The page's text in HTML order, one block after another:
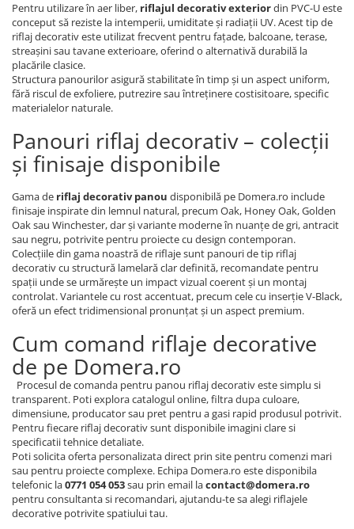
Pentru utilizare în aer liber, riflajul decorativ exteriordin PVC-U este
conceput să reziste la intemperii, umiditate și radiații UV. Acest tip de
riflaj decorativ este utilizat frecvent pentru fațade, balcoane, terase,
streașini sau tavane exterioare, oferind o alternativă durabilă la
placările clasice.
Structura panourilor asigură stabilitate în timp și un aspect uniform,
fără riscul de exfoliere, putrezire sau întreținere costisitoare, specific
materialelor naturale.
Panouri riflaj decorativ – colecții
și finisaje disponibile
Gama de riflaj decorativ panou disponibilă pe Domera.ro include
finisaje inspirate din lemnul natural, precum Oak, Honey Oak, Golden
Oak sau Winchester, dar și variante moderne în nuanțe de gri, antracit
sau negru, potrivite pentru proiecte cu design contemporan.
Colecțiile din gama noastră de riflaje sunt panouri de tip riflaj
decorativ cu structură lamelară clar definită, recomandate pentru
spații unde se urmărește un impact vizual coerent și un montaj
controlat. Variantele cu rost accentuat, precum cele cu inserție V-Black,
oferă un efect tridimensional pronunțat și un aspect premium.
Cum comand riflaje decorative
de pe Domera.ro
Procesul de comanda pentru panou riflaj decorativ este simplu si
transparent. Poti explora catalogul online, filtra dupa culoare,
dimensiune, producator sau pret pentru a gasi rapid produsul potrivit.
Pentru fiecare riflaj decorativ sunt disponibile imagini clare si
specificatii tehnice detaliate.
Poti solicita oferta personalizata direct prin site pentru comenzi mari
sau pentru proiecte complexe. Echipa Domera.ro este disponibila
telefonic la0771 054 053sau prin email lacontact@domera.ro
pentru consultanta si recomandari, ajutandu-te sa alegi riflajele
decorative potrivite spatiului tau.